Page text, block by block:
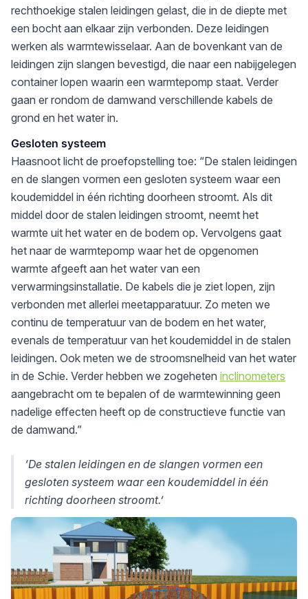
rechthoekige stalen leidingen gelast, die in de diepte met
een bocht aan elkaar zijn verbonden. Deze leidingen
werken als warmtewisselaar. Aan de bovenkant van de
leidingen zijn slangen bevestigd, die naar een nabijgelegen
container lopen waarin een warmtepomp staat. Verder
gaan er rondom de damwand verschillende kabels de
grond en het water in.
Gesloten systeem
Haasnoot licht de proefopstelling toe: “De stalen leidingen
en de slangen vormen een gesloten systeem waar een
koudemiddel in één richting doorheen stroomt. Als dit
middel door de stalen leidingen stroomt, neemt het
warmte uit het water en de bodem op. Vervolgens gaat
het naar de warmtepomp waar het de opgenomen
warmte afgeeft aan het water van een
verwarmingsinstallatie. De kabels die je ziet lopen, zijn
verbonden met allerlei meetapparatuur. Zo meten we
continu de temperatuur van de bodem en het water,
evenals de temperatuur van het koudemiddel in de stalen
leidingen. Ook meten we de stroomsnelheid van het water
in de Schie. Verder hebben we zogeheten inclinometers
aangebracht om te bepalen of de warmtewinning geen
nadelige effecten heeft op de constructieve functie van
de damwand.”
‘De stalen leidingen en de slangen vormen een
gesloten systeem waar een koudemiddel in één
richting doorheen stroomt.’